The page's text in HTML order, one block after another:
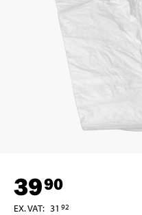
3990
EX. VAT: 31 92